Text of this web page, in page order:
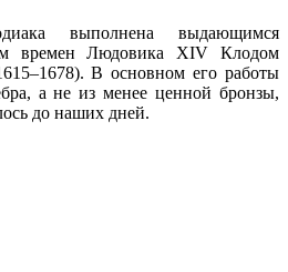
выполнена выдающимся
времен Людовика XIV Клодом
В основном его работы
а не из менее ценной бронзы,
до наших дней.